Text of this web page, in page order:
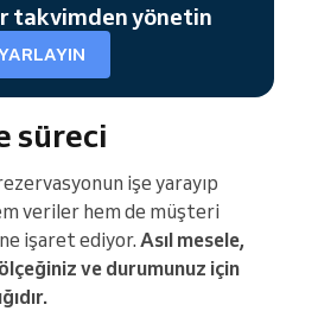
takvimden yönetin
süreci
işe yarayıp
veriler hem de müşteri
işaret ediyor. Asıl mesele,
ve durumunuz için